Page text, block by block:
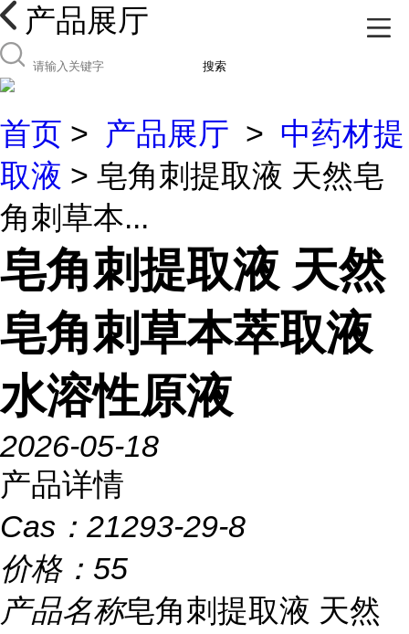
产品展厅
搜索
首页 > 产品展厅 > 中药材提
取液 > 皂角刺提取液 天然皂
角刺草本...
皂角刺提取液 天然
皂角刺草本萃取液
水溶性原液
2026-05-18
产品详情
Cas： 21293-29-8
价格： 55
产品名称皂角刺提取液 天然